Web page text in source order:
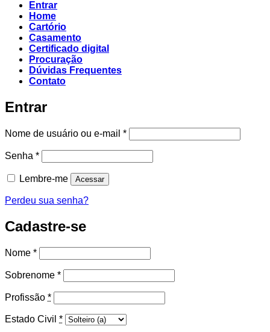
Entrar
Home
Cartório
Casamento
Certificado digital
Procuração
Dúvidas Frequentes
Contato
Entrar
Nome de usuário ou e-mail *Obrigatório
Senha *Obrigatório
Lembre-me Acessar
Perdeu sua senha?
Cadastre-se
Nome *
Sobrenome *
Profissão *
Estado Civil *